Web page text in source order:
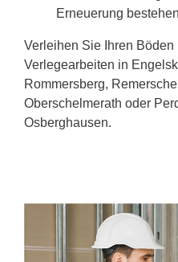
Erneuerung
Verleihen Sie Ihren
Verlegearbeiten in
Rommersberg,
Oberschelmerath oder
Osberghausen.